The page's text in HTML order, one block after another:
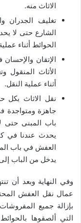
الاثاث منه.
تغليف الجدران
الشارع حتى لا
الحوائط أثناء
الإتقان
الأثاث المنقول
أثناء عملية النقل.
نقل الاثاث
جاهزة ومتواجدة
باب المبنى حتى
يحدث عندنا في
العفش في باب
يدخل من الباب
وفي النهاية وبعد أن
عمال نقل العفش
بإزالة جميع
التي ألصقوها